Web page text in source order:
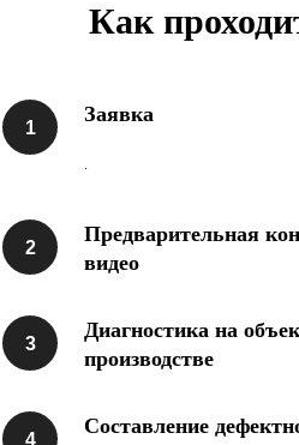
Как
Заявка
.
Предварительная
видео
Диагностика на
производстве
Составление